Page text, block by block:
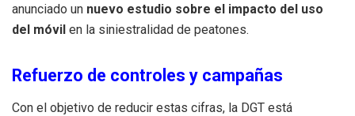
anunciado un nuevo estudio sobre el impacto del uso
del móvil en la siniestralidad de peatones.
Refuerzo de controles y campañas
Con el objetivo de reducir estas cifras, la DGT está